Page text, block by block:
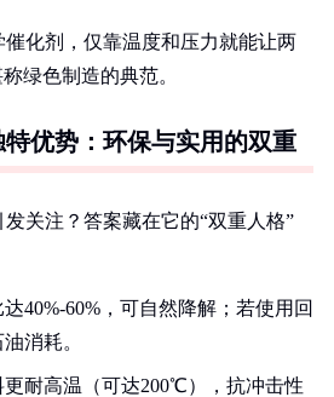
化剂，仅靠温度和压力就能让两
绿色制造的典范。
优势：环保与实用的双重
关注？答案藏在它的“双重人格”
达40%-60%，可自然降解；若使用回
消耗。
更耐高温（可达200℃），抗冲击性